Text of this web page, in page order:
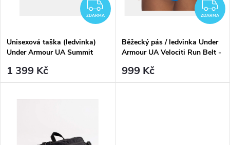
ů
t
ů
ZDARMA
ZDARMA
Unisexová taška (ledvinka)
Under Armour UA Summit
1 399 Kč
ZDARMA
Běžecký pás / ledvinka Under
Armour UA Velociti Run Belt -
999 Kč